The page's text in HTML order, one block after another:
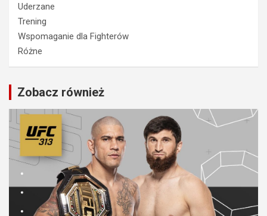
Uderzane
Trening
Wspomaganie dla Fighterów
Różne
Zobacz również